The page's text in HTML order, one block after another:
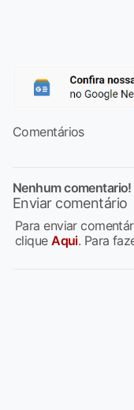
Comentários
Nenhum comentario!
Enviar comentário
Para enviar
cliqueAqui. Para